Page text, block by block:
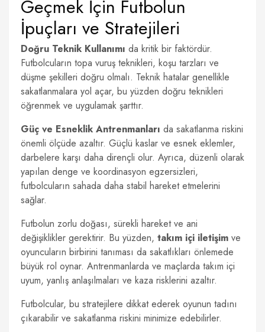
Geçmek İçin Futbolun
İpuçları ve Stratejileri
Doğru Teknik Kullanımı da kritik bir faktördür.
Futbolcuların topa vuruş teknikleri, koşu tarzları ve
düşme şekilleri doğru olmalı. Teknik hatalar genellikle
sakatlanmalara yol açar, bu yüzden doğru teknikleri
öğrenmek ve uygulamak şarttır.
Güç ve Esneklik Antrenmanları da sakatlanma riskini
önemli ölçüde azaltır. Güçlü kaslar ve esnek eklemler,
darbelere karşı daha dirençli olur. Ayrıca, düzenli olarak
yapılan denge ve koordinasyon egzersizleri,
futbolcuların sahada daha stabil hareket etmelerini
sağlar.
Futbolun zorlu doğası, sürekli hareket ve ani
değişiklikler gerektirir. Bu yüzden, takım içi iletişim ve
oyuncuların birbirini tanıması da sakatlıkları önlemede
büyük rol oynar. Antrenmanlarda ve maçlarda takım içi
uyum, yanlış anlaşılmaları ve kaza risklerini azaltır.
Futbolcular, bu stratejilere dikkat ederek oyunun tadını
çıkarabilir ve sakatlanma riskini minimize edebilirler.